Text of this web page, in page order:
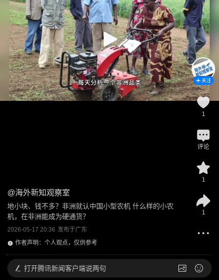
@海外新知观察室
地小块、钱不多？非洲就认中国小型农机 什么样的小农
机，在非洲能成为硬通货？
2026-05-17 20:36 发布于广东
作者声明：个人观点，仅供参考
关注
1
评论
1
1
打开腾讯新闻客户端说两句